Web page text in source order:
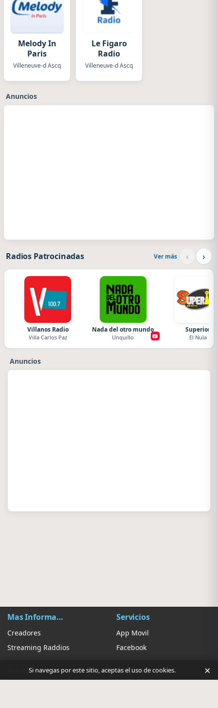
Melody In
Paris
Villeneuve-d Ascq
Le Figaro
Radio
Villeneuve-d Ascq
Anuncios
Radios Patrocinadas Ver más ‹ ›
Villanos Radio
Villa Carlos Paz
Nada del otro mundo
Unquillo
Superior
El Nula
Anuncios
Mas Información
Creadores
Streaming Raddios
Servicios
App Movil
Facebook
Ayuda Ajustes
Si navegas por este sitio, aceptas el uso de cookies. ×